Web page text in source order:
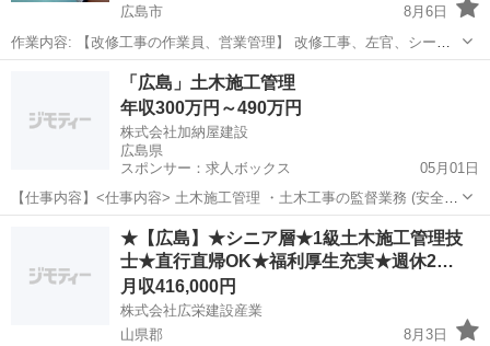
広島市
8月6日
作業内容: 【改修工事の作業員、営業管理】 改修工事、左官、シーリ
ング、防水、塗装。基本的に建物(一軒家〜マンション、ビル、学校な
ど)を修繕する仕事です。 ※お客様とコミニケーションをとる事が頻繁
にあるので外国人の方は募...
その他 左官
「広島」土木施工管理
年収300万円～490万円
株式会社加納屋建設
広島県
スポンサー：求人ボックス
05月01日
【仕事内容】<仕事内容> 土木施工管理 ・土木工事の監督業務 (安全管
理、施工管理、書類作成 「パソコン使用」) 【経験・資格】<必要な経
験等> 土木工事において主任技術者又は現場代理人としての経験を有
すること。 <必要な免許・資...
★【広島】★シニア層★1級土木施工管理技
士★直行直帰OK★福利厚生充実★週休2…
月収416,000円
株式会社広栄建設産業
山県郡
8月3日